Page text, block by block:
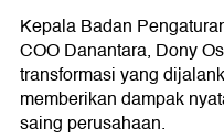
Kepala Badan
COO Danantara, Dony
transformasi yang
memberikan dampak
saing perusahaan.